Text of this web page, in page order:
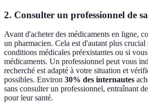
2. Consulter un professionnel de
Avant d'acheter des médicaments en ligne,
un pharmacien. Cela est d'autant plus
conditions médicales préexistantes ou si
médicaments. Un professionnel peut vous
recherché est adapté à votre situation et
possibles. Environ 30% des internautes
sans consulter un professionnel, entraînant
pour leur santé.